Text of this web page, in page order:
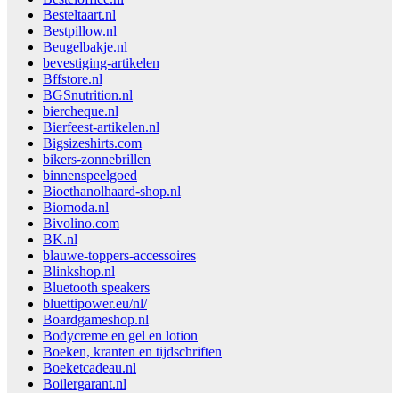
Besteltaart.nl
Bestpillow.nl
Beugelbakje.nl
bevestiging-artikelen
Bffstore.nl
BGSnutrition.nl
biercheque.nl
Bierfeest-artikelen.nl
Bigsizeshirts.com
bikers-zonnebrillen
binnenspeelgoed
Bioethanolhaard-shop.nl
Biomoda.nl
Bivolino.com
BK.nl
blauwe-toppers-accessoires
Blinkshop.nl
Bluetooth speakers
bluettipower.eu/nl/
Boardgameshop.nl
Bodycreme en gel en lotion
Boeken, kranten en tijdschriften
Boeketcadeau.nl
Boilergarant.nl